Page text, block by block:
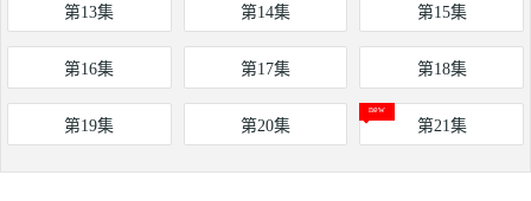
第13集 第14集 第15集
第16集 第17集 第18集
第19集 第20集 第21集